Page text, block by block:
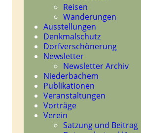
Reisen
Wanderungen
Ausstellungen
Denkmalschutz
Dorfverschönerung
Newsletter
Newsletter Archiv
Niederbachem
Publikationen
Veranstaltungen
Vorträge
Verein
Satzung und Beitrag